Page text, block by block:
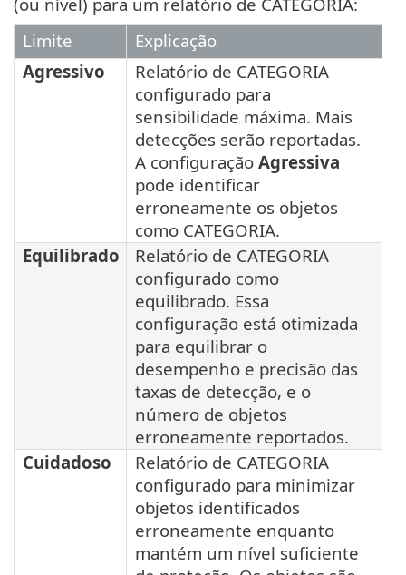
Limite
Explicação
Agressivo
Relatório de CATEGORIA
configurado para
sensibilidade máxima. Mais
detecções serão reportadas.
A configuração Agressiva
pode identificar
erroneamente os objetos
como CATEGORIA.
Equilibrado
Relatório de CATEGORIA
configurado como
equilibrado. Essa
configuração está otimizada
para equilibrar o
desempenho e precisão das
taxas de detecção, e o
número de objetos
erroneamente reportados.
Cuidadoso
Relatório de CATEGORIA
configurado para minimizar
objetos identificados
erroneamente enquanto
mantém um nível suficiente